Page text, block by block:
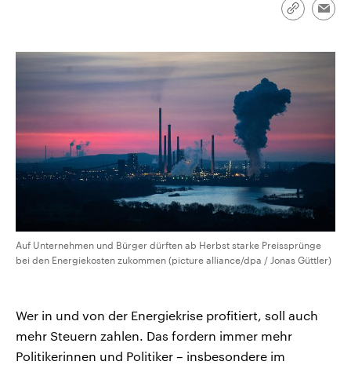
Audio-Archiv
Link
Auf Unternehmen und Bürger dürften ab Herbst starke Preissprünge
bei den Energiekosten zukommen (picture alliance/dpa / Jonas Güttler)
Wer in und von der Energiekrise profitiert, soll auch
mehr Steuern zahlen. Das fordern immer mehr
Politikerinnen und Politiker – insbesondere im